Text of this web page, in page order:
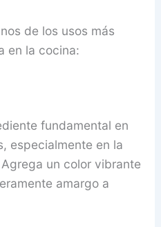
de los usos más
en la cocina:
fundamental en
especialmente en la
un color vibrante
amargo a